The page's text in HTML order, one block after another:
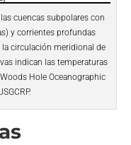
cuencas subpolares con
y corrientes profundas
circulación meridional de
indican las temperaturas
Hole Oceanographic